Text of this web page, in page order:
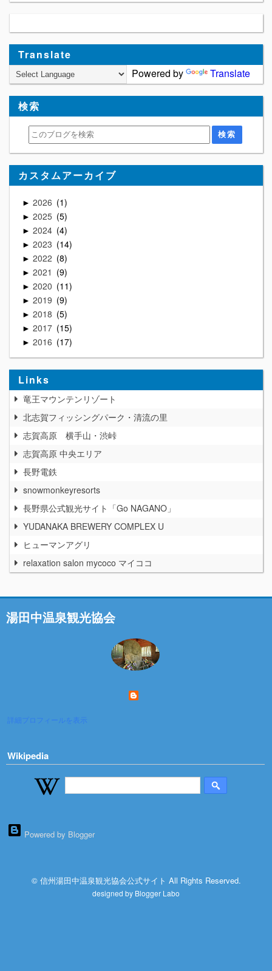
Translate
Powered by
Translate
検索
カスタムアーカイブ
► 2026 1
► 2025 5
► 2024 4
► 2023 14
► 2022 8
► 2021 9
► 2020 11
► 2019 9
► 2018 5
► 2017 15
► 2016 17
Links
竜王マウンテンリゾート
北志賀フィッシングパーク・清流の里
志賀高原 横手山・渋峠
志賀高原 中央エリア
長野電鉄
snowmonkeyresorts
長野県公式観光サイト「Go NAGANO」
YUDANAKA BREWERY COMPLEX U
ヒューマンアグリ
relaxation salon mycoco マイココ
湯田中温泉観光協会
詳細プロフィールを表示
Wikipedia
Powered by Blogger
© 信州湯田中温泉観光協会公式サイト All Rights Reserved.
designed by Blogger Labo